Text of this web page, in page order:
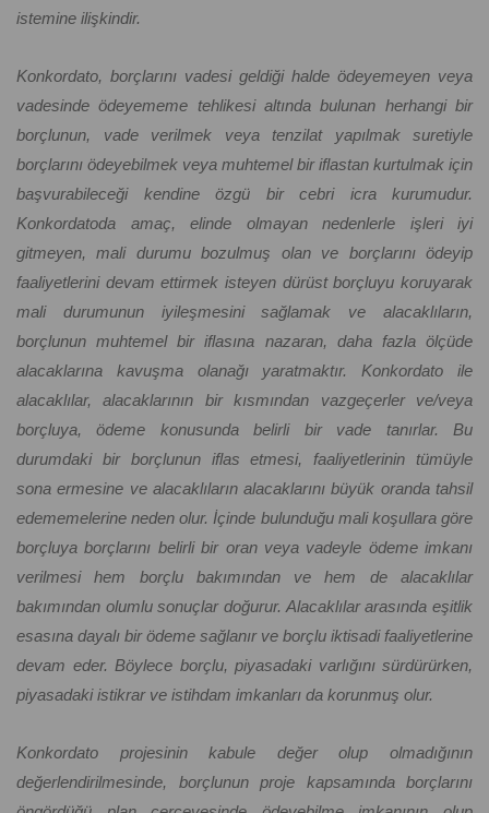
istemine ilişkindir.
Konkordato, borçlarını vadesi geldiği halde ödeyemeyen veya
vadesinde ödeyememe tehlikesi altında bulunan herhangi bir
borçlunun, vade verilmek veya tenzilat yapılmak suretiyle
borçlarını ödeyebilmek veya muhtemel bir iflastan kurtulmak için
başvurabileceği kendine özgü bir cebri icra kurumudur.
Konkordatoda amaç, elinde olmayan nedenlerle işleri iyi
gitmeyen, mali durumu bozulmuş olan ve borçlarını ödeyip
faaliyetlerini devam ettirmek isteyen dürüst borçluyu koruyarak
mali durumunun iyileşmesini sağlamak ve alacaklıların,
borçlunun muhtemel bir iflasına nazaran, daha fazla ölçüde
alacaklarına kavuşma olanağı yaratmaktır. Konkordato ile
alacaklılar, alacaklarının bir kısmından vazgeçerler ve/veya
borçluya, ödeme konusunda belirli bir vade tanırlar. Bu
durumdaki bir borçlunun iflas etmesi, faaliyetlerinin tümüyle
sona ermesine ve alacaklıların alacaklarını büyük oranda tahsil
edememelerine neden olur. İçinde bulunduğu mali koşullara göre
borçluya borçlarını belirli bir oran veya vadeyle ödeme imkanı
verilmesi hem borçlu bakımından ve hem de alacaklılar
bakımından olumlu sonuçlar doğurur. Alacaklılar arasında eşitlik
esasına dayalı bir ödeme sağlanır ve borçlu iktisadi faaliyetlerine
devam eder. Böylece borçlu, piyasadaki varlığını sürdürürken,
piyasadaki istikrar ve istihdam imkanları da korunmuş olur.
Konkordato projesinin kabule değer olup olmadığının
değerlendirilmesinde, borçlunun proje kapsamında borçlarını